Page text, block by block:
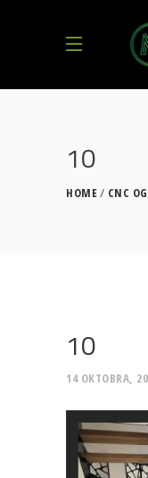
10
HOME CNC
10
14 OKTOBRA,